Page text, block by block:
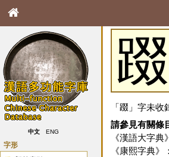
中文 ENG
字形
䟾
「䟾」字未收
請參見有關條
《漢語大字典
《康熙字典》：